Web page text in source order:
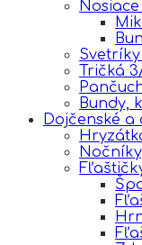
Svetríky
Tričká
Bundy,
Dojčenské